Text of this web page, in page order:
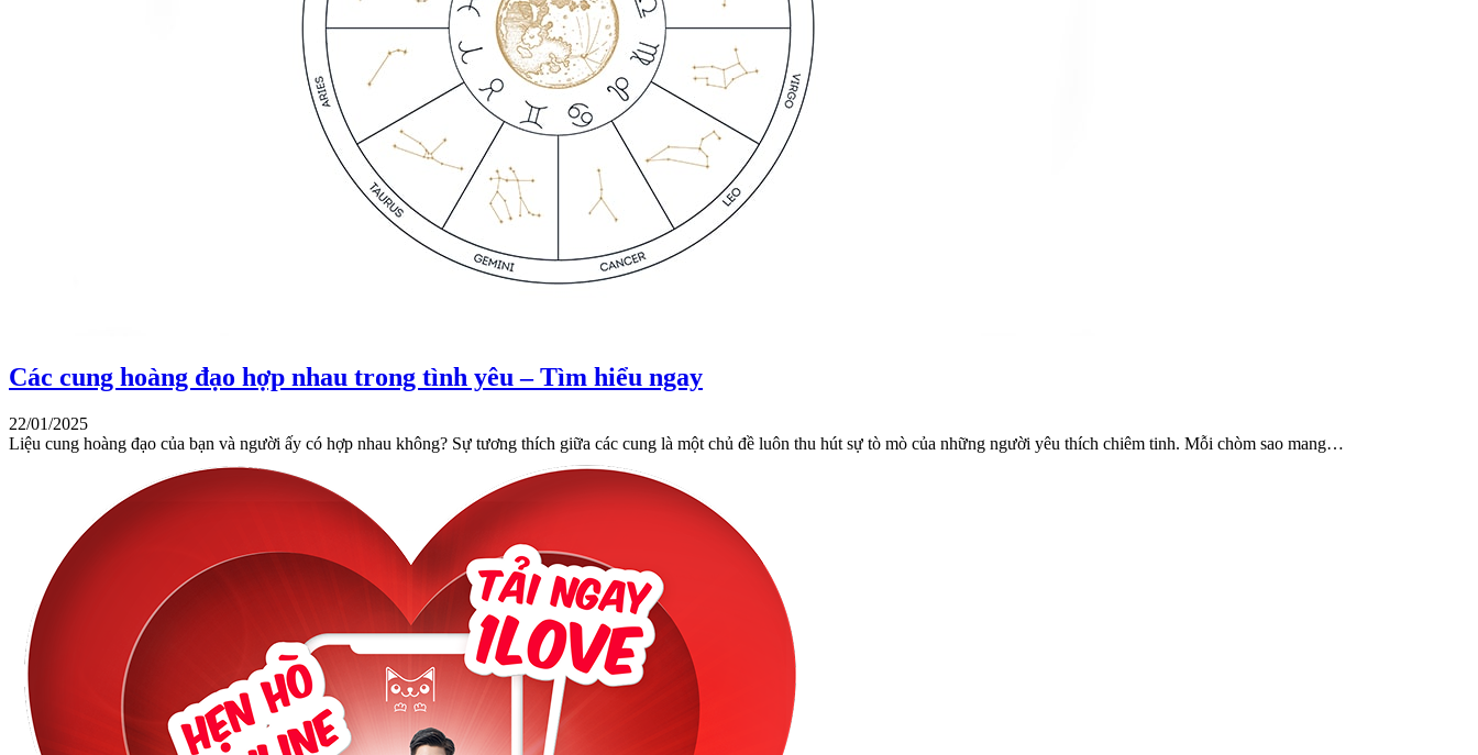
Các cung hoàng đạo hợp nhau trong tình yêu – Tìm hiểu ngay
22/01/2025
Liệu cung hoàng đạo của bạn và người ấy có hợp nhau không? Sự tương thích giữa các cung là một chủ đề luôn thu hút sự tò mò của những người yêu thích chiêm tinh. Mỗi chòm sao mang…